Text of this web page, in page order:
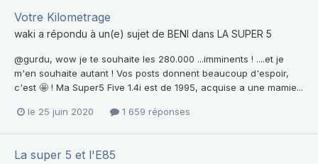
Votre Kilometrage
waki a répondu à un(e) sujet de BENI dans LA SUPER 5
@gurdu, wow je te souhaite les 280.000 ...imminents ! ....et je
m'en souhaite autant ! Vos posts donnent beaucoup d'espoir,
c'est 🤩 ! Ma Super5 Five 1.4i est de 1995, acquise a une mamie...
le 25 juin 2020 1 659 réponses
La super 5 et l'E85